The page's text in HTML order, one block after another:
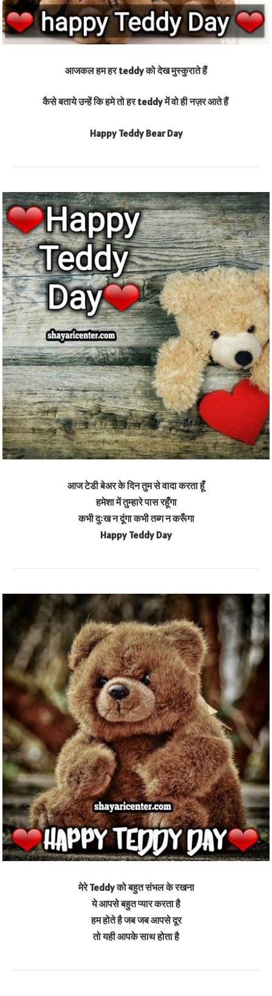
आजकल हम हर teddy को देख मुस्कुराते हैं
कैसे बताये उन्हें कि हमे तो हर teddy में वो ही नज़र आते हैं
Happy Teddy Bear Day
आज टेडी बेअर के दिन तुम से वादा करता हूँ
हमेशा में तुम्हारे पास रहूँगा
कभी दुःख न दूंगा कभी तब्ग न करूँगा
Happy Teddy Day
मेरे Teddy को बहुत संभल के रखना
ये आपसे बहुत प्यार करता है
हम होते है जब जब आपसे दूर
तो यही आपके साथ होता है